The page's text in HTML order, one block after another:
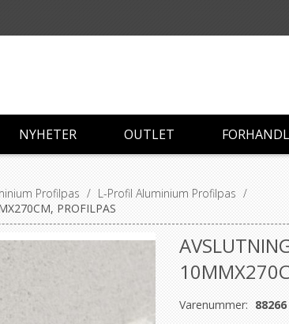
NYHETER OUTLET
Profilpas / L-Profil Aluminium Profilpas /
PROFILPAS
Varenummer: 88266